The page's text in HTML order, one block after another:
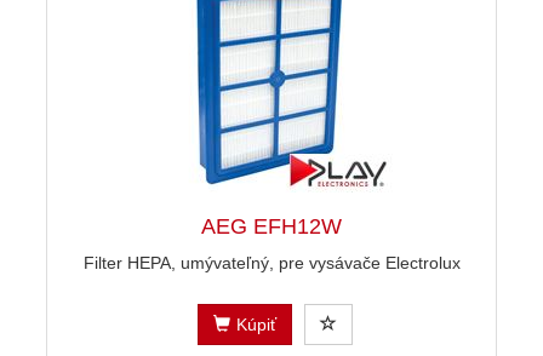
AEG EFH12W
Filter HEPA, umývateľný, pre vysávače Electrolux
Kúpiť